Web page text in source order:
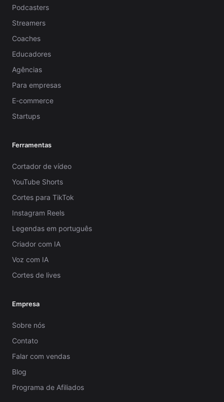
Podcasters
Streamers
Coaches
Educadores
Agências
Para empresas
E-commerce
Startups
Ferramentas
Cortador de vídeo
YouTube Shorts
Cortes para TikTok
Instagram Reels
Legendas em português
Criador com IA
Voz com IA
Cortes de lives
Empresa
Sobre nós
Contato
Falar com vendas
Blog
Programa de Afiliados